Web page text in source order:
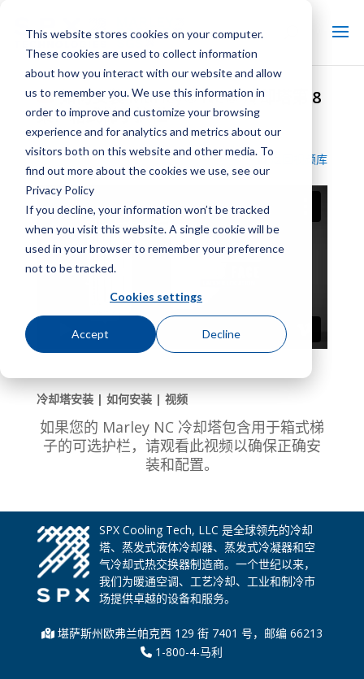
This website stores cookies on your computer.
These cookies are used to collect information
about how you interact with our website and allow
us to remember you. We use this information in
order to improve and customize your browsing
experience and for analytics and metrics about our
visitors both on this website and other media. To
find out more about the cookies we use, see our
Privacy Policy
If you decline, your information won’t be tracked
when you visit this website. A single cookie will be
used in your browser to remember your preference
not to be tracked.
Cookies settings
Accept Decline
如何安装 Marley® NC® 冷却塔第 8
集：箱式梯子护栏
返回视频库
冷却塔安装 | 如何安装 | 视频
如果您的 Marley NC 冷却塔包含用于箱式梯
子的可选护栏，请观看此视频以确保正确安
装和配置。
SPX Cooling Tech, LLC 是全球领先的冷却
塔、蒸发式液体冷却器、蒸发式冷凝器和空
气冷却式热交换器制造商。一个世纪以来，
我们为暖通空调、工艺冷却、工业和制冷市
场提供卓越的设备和服务。
堪萨斯州欧弗兰帕克西 129 街 7401 号，邮编 66213
1-800-4-马利